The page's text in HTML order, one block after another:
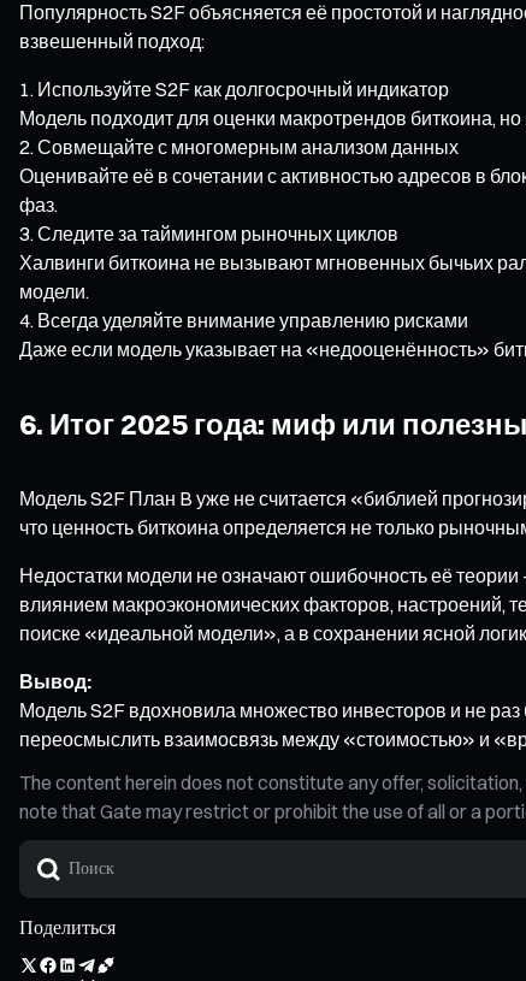
Популярность S2F объясняется её простотой и
взвешенный подход:
Используйте S2F как долгосрочный индикатор
Модель подходит для оценки макротрендов биткоина,
Совмещайте с многомерным анализом данных
Оценивайте её в сочетании с активностью адресов в
фаз.
Следите за таймингом рыночных циклов
Халвинги биткоина не вызывают мгновенных бычьих
модели.
Всегда уделяйте внимание управлению рисками
Даже если модель указывает на «недооценённость»
6. Итог 2025 года: миф или
Модель S2F План B уже не считается «библией
что ценность биткоина определяется не только
Недостатки модели не означают ошибочность её
влиянием макроэкономических факторов, настроений,
поиске «идеальной модели», а в сохранении ясной
Вывод:
Модель S2F вдохновила множество инвесторов и не раз
переосмыслить взаимосвязь между «стоимостью» и
The content herein does not constitute any offer,
note that Gate may restrict or prohibit the use of all or a
Поделиться